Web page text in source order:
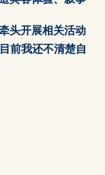
头开展相关活动
前我还不清楚自